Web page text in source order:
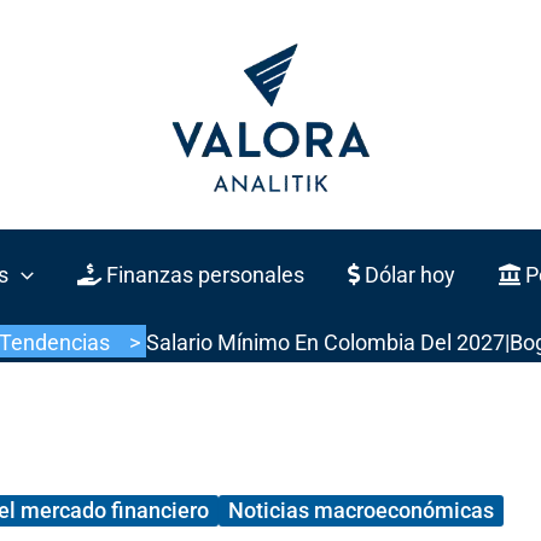
Finanzas personales Dólar hoy
> Salario Mínimo En Colombia Del 2027|
mercado financiero Noticias macroeconómicas